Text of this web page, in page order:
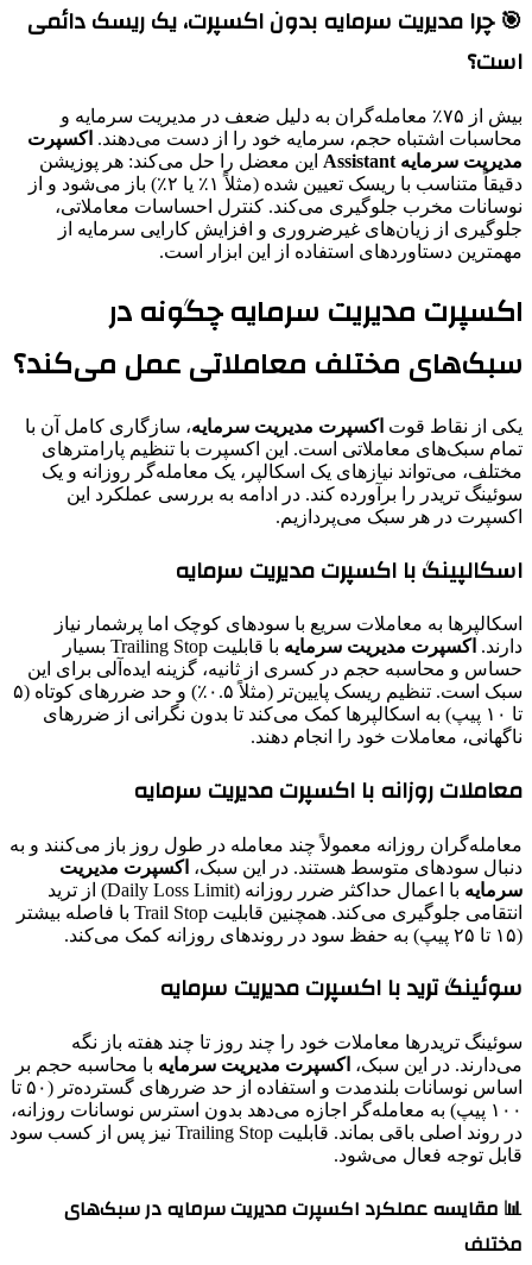
🎯 چرا مدیریت سرمایه بدون اکسپرت، یک ریسک دائمی
است؟
بیش از ۷۵٪ معامله‌گران به دلیل ضعف در مدیریت سرمایه و
محاسبات اشتباه حجم، سرمایه خود را از دست می‌دهند. اکسپرت
مدیریت سرمایه Assistant
این معضل را حل می‌کند: هر پوزیشن
دقیقاً متناسب با ریسک تعیین شده (مثلاً ۱٪ یا ۲٪) باز می‌شود و از
نوسانات مخرب جلوگیری می‌کند. کنترل احساسات معاملاتی،
جلوگیری از زیان‌های غیرضروری و افزایش کارایی سرمایه از
مهمترین دستاوردهای استفاده از این ابزار است.
اکسپرت مدیریت سرمایه چگونه در
سبک‌های مختلف معاملاتی عمل می‌کند؟
یکی از نقاط قوت اکسپرت مدیریت سرمایه، سازگاری کامل آن با
تمام سبک‌های معاملاتی است. این اکسپرت با تنظیم پارامترهای
مختلف، می‌تواند نیازهای یک اسکالپر، یک معامله‌گر روزانه و یک
سوئینگ تریدر را برآورده کند. در ادامه به بررسی عملکرد این
اکسپرت در هر سبک می‌پردازیم.
اسکالپینگ با اکسپرت مدیریت سرمایه
اسکالپرها به معاملات سریع با سودهای کوچک اما پرشمار نیاز
دارند. اکسپرت مدیریت سرمایه
با قابلیت Trailing Stop بسیار
حساس و محاسبه حجم در کسری از ثانیه، گزینه ایده‌آلی برای این
سبک است. تنظیم ریسک پایین‌تر (مثلاً ۰.۵٪) و حد ضررهای کوتاه (۵
تا ۱۰ پیپ) به اسکالپرها کمک می‌کند تا بدون نگرانی از ضررهای
ناگهانی، معاملات خود را انجام دهند.
معاملات روزانه با اکسپرت مدیریت سرمایه
معامله‌گران روزانه معمولاً چند معامله در طول روز باز می‌کنند و به
دنبال سودهای متوسط هستند. در این سبک، اکسپرت مدیریت
سرمایه
با اعمال حداکثر ضرر روزانه (Daily Loss Limit) از ترید
انتقامی جلوگیری می‌کند. همچنین قابلیت Trail Stop با فاصله بیشتر
(۱۵ تا ۲۵ پیپ) به حفظ سود در روندهای روزانه کمک می‌کند.
سوئینگ ترید با اکسپرت مدیریت سرمایه
سوئینگ تریدرها معاملات خود را چند روز تا چند هفته باز نگه
می‌دارند. در این سبک، اکسپرت مدیریت سرمایه با محاسبه حجم بر
اساس نوسانات بلندمدت و استفاده از حد ضررهای گسترده‌تر (۵۰ تا
۱۰۰ پیپ) به معامله‌گر اجازه می‌دهد بدون استرس نوسانات روزانه،
در روند اصلی باقی بماند. قابلیت Trailing Stop نیز پس از کسب سود
قابل توجه فعال می‌شود.
📊 مقایسه عملکرد اکسپرت مدیریت سرمایه در سبک‌های
مختلف